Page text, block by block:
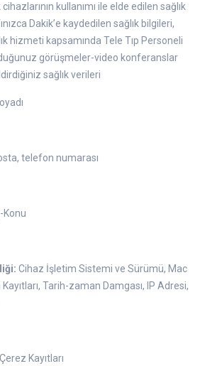
cihazlarının kullanımı ile elde edilen sağlık
Dakik’e kaydedilen sağlık bilgileri,
hizmeti kapsamında Tele Tıp Personeli
görüşmeler-video konferanslar
sağlık verileri
telefon numarası
Konu
Cihaz İşletim Sistemi ve Sürümü, Mac
Tarih-zaman Damgası, IP Adresi,
Çerez Kayıtları